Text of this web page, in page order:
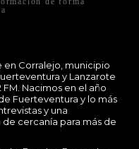
en Corralejo, municipio
y Lanzarote
FM. Nacimos en el año
Fuerteventura y lo más
y una
cercanía para más de